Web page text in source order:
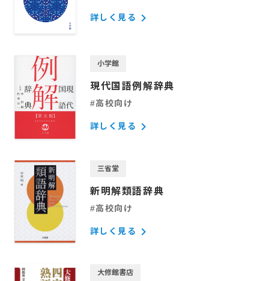
詳しく見る keyboard_arrow_right
小学館
現代国語例解辞典
#高校向け
詳しく見る keyboard_arrow_right
三省堂
新明解類語辞典
#高校向け
詳しく見る keyboard_arrow_right
大修館書店